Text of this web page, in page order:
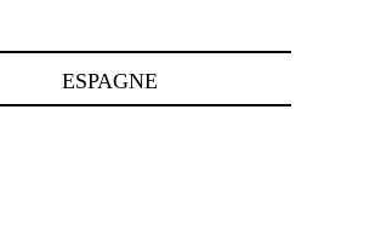
ESPAGNE